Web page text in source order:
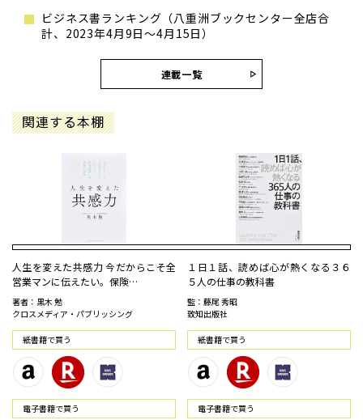
ビジネス書ランキング（八重洲ブックセンター全店合
計、2023年4月9日～4月15日）
連載一覧
関連する本棚
人生を変えた共感力 今だからこそ全
営業マンに伝えたい。保険…
著者：黒木 勉
クロスメディア・パブリッシング
紙書籍で買う
電⼦書籍で買う
１日１話、読めば心が熱くなる３６
５人の仕事の教科書
監：藤尾 秀昭
致知出版社
紙書籍で買う
電⼦書籍で買う